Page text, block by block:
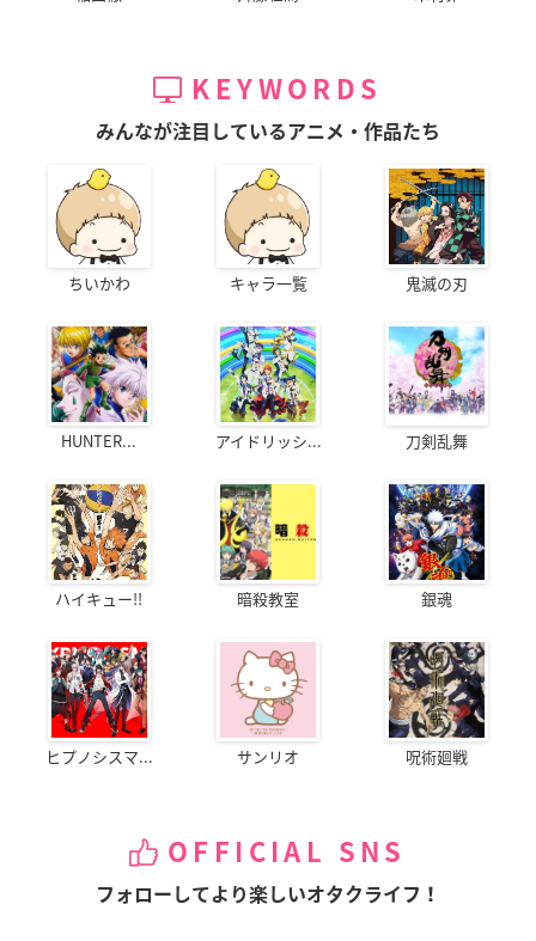
KEYWORDS
みんなが注目しているアニメ・作品たち
ちいかわ キャラ一覧 鬼滅の刃
HUNTER... アイドリッシ... 刀剣乱舞
ハイキュー!! 暗殺教室 銀魂
ヒプノシスマ... サンリオ 呪術廻戦
OFFICIAL SNS
フォローしてより楽しいオタクライフ！